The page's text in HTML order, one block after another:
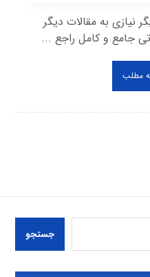
نیازی به مقالات دیگر
جامع و کامل راجع ...
مطلب
جستجو